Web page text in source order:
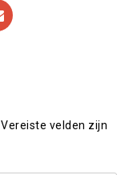
Vereiste velden zijn